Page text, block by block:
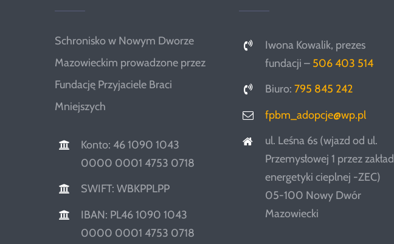
Schronisko w Nowym Dworze
Mazowieckim prowadzone przez
Fundację Przyjaciele Braci
Mniejszych
Konto: 46 1090 1043
0000 0001 4753 0718
SWIFT: WBKPPLPP
IBAN: PL46 1090 1043
0000 0001 4753 0718
Iwona Kowalik, prezes
fundacji – 506 403 514
Biuro: 795 845 242
fpbm_adopcje@wp.pl
ul. Leśna 6s (wjazd od ul.
Przemysłowej 1 przez zakład
energetyki cieplnej -ZEC)
05-100 Nowy Dwór
Mazowiecki